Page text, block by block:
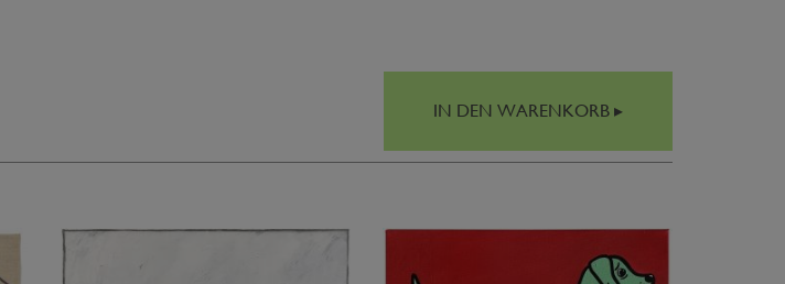
IN DEN WARENKORB ▸